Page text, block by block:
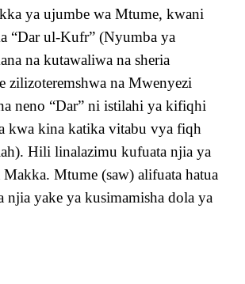
ya ujumbe wa Mtume, kwani
“Dar ul-Kufr” (Nyumba ya
na kutawaliwa na sheria
zilizoteremshwa na Mwenyezi
neno “Dar” ni istilahi ya kifiqhi
kwa kina katika vitabu vya fiqh
Hili linalazimu kufuata njia ya
Mtume (saw) alifuata hatua
njia yake ya kusimamisha dola ya